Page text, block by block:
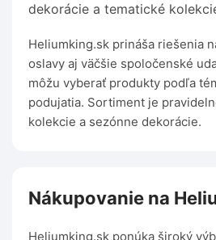
dekorácie a tematické
Heliumking.sk prináša riešenia
oslavy aj väčšie spoločenské
môžu vyberať produkty podľa
podujatia. Sortiment je
kolekcie a sezónne dekorácie.
Nákupovanie na
Heliumking.sk ponúka široký